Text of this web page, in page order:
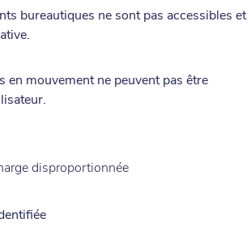
bureautiques ne sont pas accessibles et
en mouvement ne peuvent pas être
disproportionnée